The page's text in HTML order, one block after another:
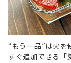
“もう一品”は火
すぐ追加できる「